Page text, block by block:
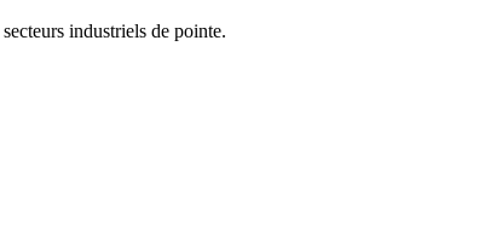
industriels de pointe.